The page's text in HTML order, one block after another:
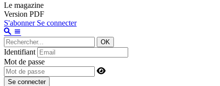
Le magazine
Version PDF
S'abonner Se connecter
OK
Identifiant
Mot de passe
Se connecter